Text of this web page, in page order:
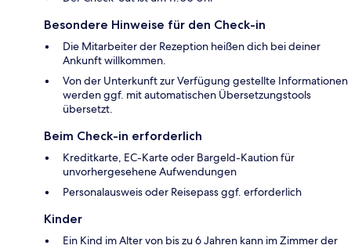
Besondere Hinweise für den Check-in
Die Mitarbeiter der Rezeption heißen dich bei deiner
Ankunft willkommen.
Von der Unterkunft zur Verfügung gestellte Informationen
werden ggf. mit automatischen Übersetzungstools
übersetzt.
Beim Check-in erforderlich
Kreditkarte, EC-Karte oder Bargeld-Kaution für
unvorhergesehene Aufwendungen
Personalausweis oder Reisepass ggf. erforderlich
Kinder
Ein Kind im Alter von bis zu 6 Jahren kann im Zimmer der